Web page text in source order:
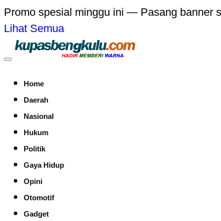
Promo spesial minggu ini — Pasang banner
Lihat Semua
Home
Daerah
Nasional
Hukum
Politik
Gaya Hidup
Opini
Otomotif
Gadget